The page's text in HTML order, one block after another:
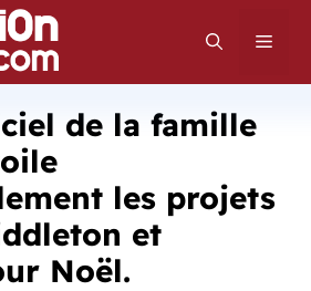
de la famille
les projets
et
Noël.